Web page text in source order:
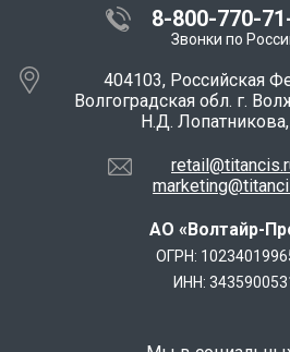
8-800-770-
Звонки по
404103, Российская
Волгоградская обл. г.
Н.Д.
АО «Волтайр-
ОГРН:
ИНН: